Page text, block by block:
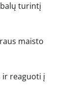
turintį
maisto
ir reaguoti į